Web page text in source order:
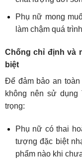
Phụ nữ mong
làm chậm quá
Chống chỉ định và
biệt
Để đảm bảo an
không nên sử dụng
trọng:
Phụ nữ có thai
tượng đặc biệt
phẩm nào khi